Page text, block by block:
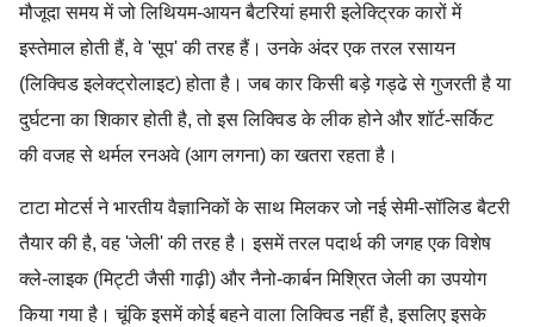
मौजूदा समय में जो लिथियम-आयन बैटरियां हमारी इलेक्ट्रिक कारों में
इस्तेमाल होती हैं, वे 'सूप' की तरह हैं। उनके अंदर एक तरल रसायन
(लिक्विड इलेक्ट्रोलाइट) होता है। जब कार किसी बड़े गड्ढे से गुजरती है या
दुर्घटना का शिकार होती है, तो इस लिक्विड के लीक होने और शॉर्ट-सर्किट
की वजह से थर्मल रनअवे (आग लगना) का खतरा रहता है।
टाटा मोटर्स ने भारतीय वैज्ञानिकों के साथ मिलकर जो नई सेमी-सॉलिड बैटरी
तैयार की है, वह 'जेली' की तरह है। इसमें तरल पदार्थ की जगह एक विशेष
क्ले-लाइक (मिट्टी जैसी गाढ़ी) और नैनो-कार्बन मिश्रित जेली का उपयोग
किया गया है। चूंकि इसमें कोई बहने वाला लिक्विड नहीं है, इसलिए इसके